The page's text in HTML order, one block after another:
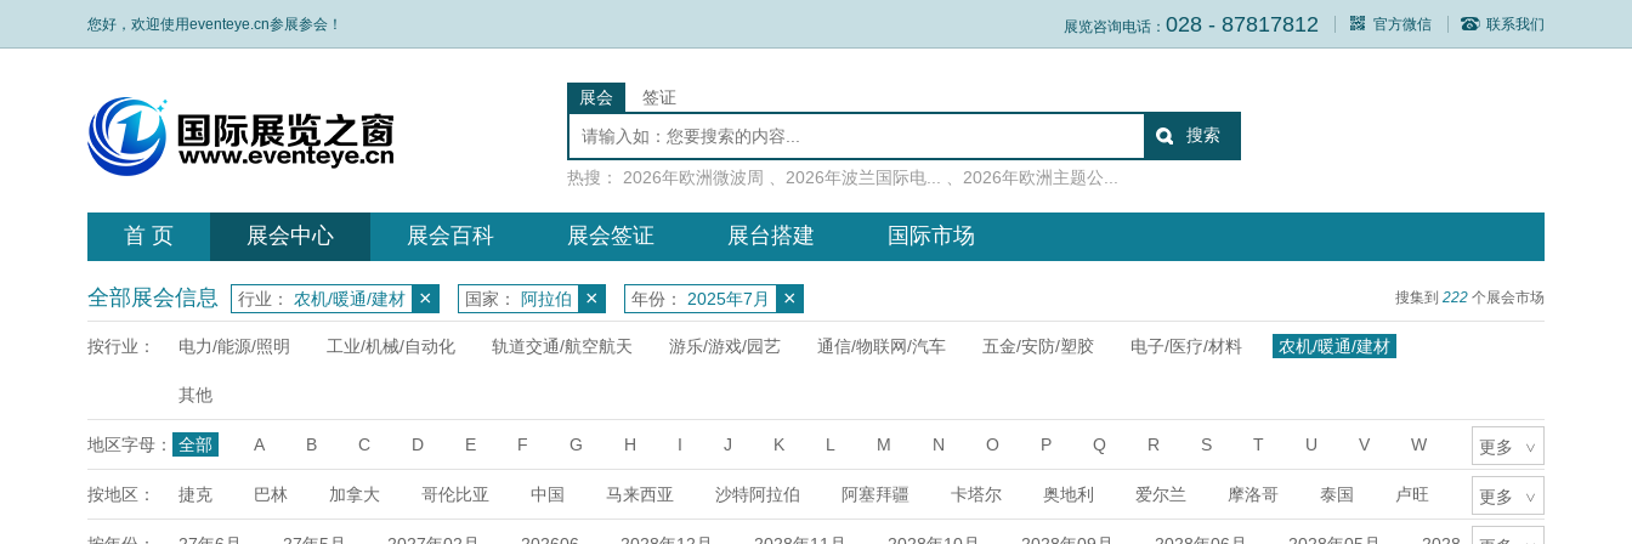
您好，欢迎使用eventeye.cn参展参会！ 展览咨询电话： 028 - 87817812 官方微信 联系我们
展会 签证
热搜： 2026年欧洲微波周 2026年波兰国际电... 2026年欧洲主题公...
首 页 展会中心 展会百科 展会签证 展台搭建 国际市场
全部展会信息 行业： 农机/暖通/建材 × 国家： 阿拉伯 × 年份： 2025年7月 × 搜集到 222 个展会市场
按行业： 电力/能源/照明 工业/机械/自动化 轨道交通/航空航天 游乐/游戏/园艺 通信/物联网/汽车 五金/安防/塑胶 电子/医疗/材料 农机/暖通/建材
其他
地区字母： 全部 A B C D E F G H I J K L M N O P Q R S T U V W
X Z
更多 >
按地区： 捷克 巴林 加拿大 哥伦比亚 中国 马来西亚 沙特阿拉伯 阿塞拜疆 卡塔尔 奥地利 爱尔兰 摩洛哥 泰国 卢旺 更多 >